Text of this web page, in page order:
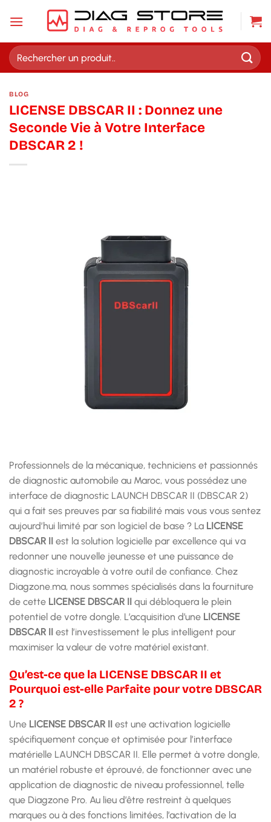
Recherche
pour :
BLOG
LICENSE DBSCAR II : Donnez une
Seconde Vie à Votre Interface
DBSCAR 2 !
Professionnels de la mécanique, techniciens et passionnés
de diagnostic automobile au Maroc, vous possédez une
interface de diagnostic LAUNCH DBSCAR II (DBSCAR 2)
qui a fait ses preuves par sa fiabilité mais vous vous sentez
aujourd’hui limité par son logiciel de base ? La LICENSE
DBSCAR II est la solution logicielle par excellence qui va
redonner une nouvelle jeunesse et une puissance de
diagnostic incroyable à votre outil de confiance. Chez
Diagzone.ma, nous sommes spécialisés dans la fourniture
de cette LICENSE DBSCAR II qui débloquera le plein
potentiel de votre dongle. L’acquisition d’une LICENSE
DBSCAR II est l’investissement le plus intelligent pour
maximiser la valeur de votre matériel existant.
Qu’est-ce que la LICENSE DBSCAR II et
Pourquoi est-elle Parfaite pour votre DBSCAR
2 ?
Une LICENSE DBSCAR II est une activation logicielle
spécifiquement conçue et optimisée pour l’interface
matérielle LAUNCH DBSCAR II. Elle permet à votre dongle,
un matériel robuste et éprouvé, de fonctionner avec une
application de diagnostic de niveau professionnel, telle
que Diagzone Pro. Au lieu d’être restreint à quelques
marques ou à des fonctions limitées, l’activation de la